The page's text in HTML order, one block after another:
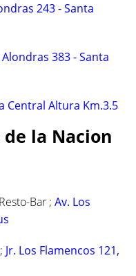
243 - Santa
Alondras 383 - Santa
Central Altura Km.3.5
la Nacion
Bar ;Av. Los
Jr. Los Flamencos 121,